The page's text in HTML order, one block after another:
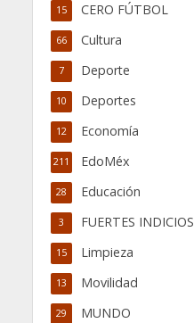
CERO FÚTBOL
15
Cultura
66
Deporte
7
Deportes
10
Economía
12
EdoMéx
211
Educación
28
FUERTES INDICIOS
3
Limpieza
15
Movilidad
13
MUNDO
29